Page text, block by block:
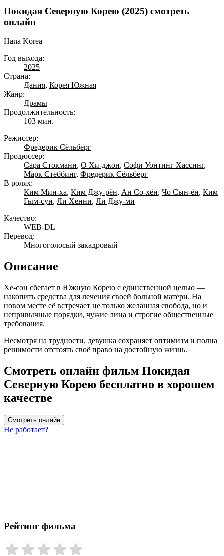
Покидая Северную Корею (2025) смотреть
онлайн
Hana Korea
Год выхода:
2025
Страна:
Дания, Корея Южная
Жанр:
Драмы
Продолжительность:
103 мин.
Режиссер:
Фредерик Сёльберг
Продюссер:
Сара Стокманн, О Хи-джон, Софи Уонтинг Хассинг,
Марк Стеббинг, Фредерик Сёльберг
В ролях:
Ким Мин-ха, Ким Джу-рён, Ан Со-хён, Чо Сын-ён, Ким
Гым-сун, Ли Хенни, Ли Джу-ми
Качество:
WEB-DL
Перевод:
Многоголосый закадровый
Описание
Хе-сон сбегает в Южную Корею с единственной целью —
накопить средства для лечения своей больной матери. На
новом месте её встречает не только желанная свобода, но и
непривычные порядки, чужие лица и строгие общественные
требования.
Несмотря на трудности, девушка сохраняет оптимизм и полна
решимости отстоять своё право на достойную жизнь.
Смотреть онлайн фильм Покидая
Северную Корею бесплатно в хорошем
качестве
Смотреть онлайн
Не работает?
Рейтинг фильма